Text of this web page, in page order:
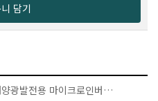
담기
KS C 8560 인증표준콜렉션 - 태양광발전용 마이크로인버터(계통연계형, 독립형)